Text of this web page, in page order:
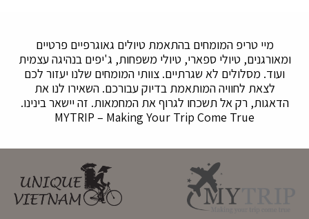
מיי טריפ המומחים בהתאמת טיולים גאוגרפיים פרטיים
ומאורגנים, טיולי ספארי, טיולי משפחות, ג'יפים בנהיגה עצמית
ועוד. מסלולים לא שגרתיים. צוותי המומחים שלנו יעזור לכם
לצאת לחוויה המותאמת בדיוק עבורכם. השאירו לנו את
הדאגות, רק אל תשכחו לגרוף את המחמאות. זה יישאר בינינו.
MYTRIP – Making Your Trip Come True